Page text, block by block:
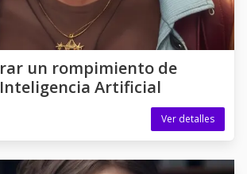
un rompimiento de
Artificial
Ver detalles